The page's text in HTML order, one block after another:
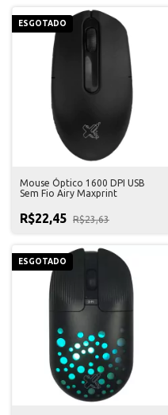
ESGOTADO
Mouse Óptico 1600 DPI USB
Sem Fio Airy Maxprint
R$22,45 R$23,63
ESGOTADO